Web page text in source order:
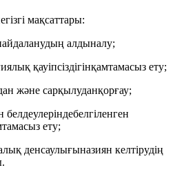
мақсаттары:
алдыналу;
қауіпсіздігінқамтамасыз ету;
және сарқылуданқорғау;
ету;
денсаулығыназиян келтірудің